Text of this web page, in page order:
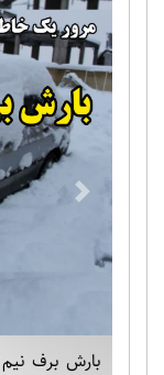
بارش برف
Next